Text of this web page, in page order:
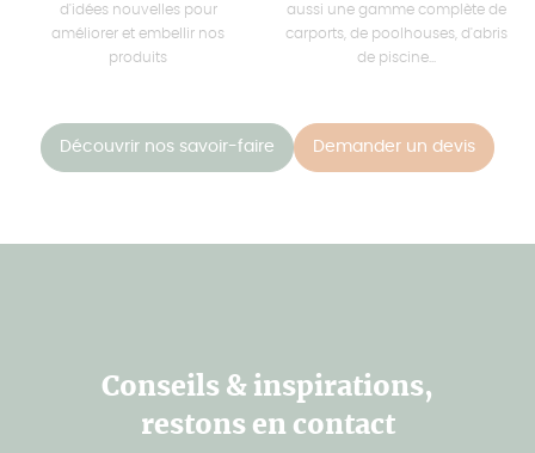
d'idées nouvelles pour
améliorer et embellir nos
produits
aussi une gamme complète de
carports, de poolhouses, d'abris
de piscine...
Découvrir nos savoir-faire Demander un devis
Conseils & inspirations,
restons en contact